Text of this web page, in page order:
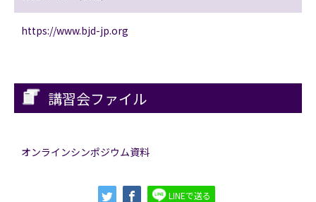
https://www.bjd-jp.org
講習会ファイル
オンラインシンポジウム資料
LINEで送る